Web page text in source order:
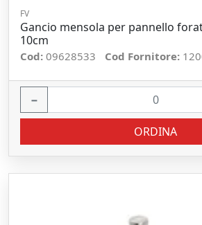
FV
Gancio mensola per pannello
10cm
Cod: 09628533 Cod Fornitore:
−
ORDINA